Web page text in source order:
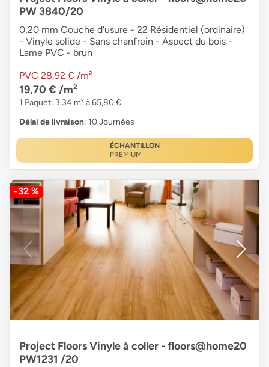
PW 3840/20
0,20 mm Couche d'usure - 22 Résidentiel (ordinaire)
- Vinyle solide - Sans chanfrein - Aspect du bois -
Lame PVC - brun
PVC 28,92 € /m²
19,70 € /m²
1 Paquet: 3,34 m² à 65,80 €
Délai de livraison: 10 Journées
ÉCHANTILLON
PREMIUM
-32 %
Project Floors Vinyle à coller - floors@home20
PW1231 /20